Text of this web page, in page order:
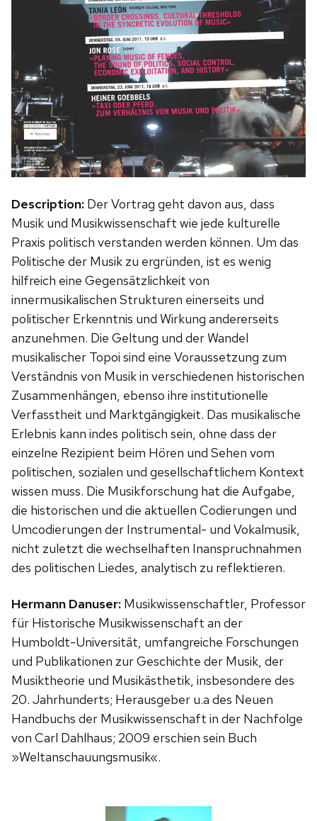
Description: Der Vortrag geht davon aus, dass
Musik und Musikwissenschaft wie jede kulturelle
Praxis politisch verstanden werden können. Um das
Politische der Musik zu ergründen, ist es wenig
hilfreich eine Gegensätzlichkeit von
innermusikalischen Strukturen einerseits und
politischer Erkenntnis und Wirkung andererseits
anzunehmen. Die Geltung und der Wandel
musikalischer Topoi sind eine Voraussetzung zum
Verständnis von Musik in verschiedenen historischen
Zusammenhängen, ebenso ihre institutionelle
Verfasstheit und Marktgängigkeit. Das musikalische
Erlebnis kann indes politisch sein, ohne dass der
einzelne Rezipient beim Hören und Sehen vom
politischen, sozialen und gesellschaftlichem Kontext
wissen muss. Die Musikforschung hat die Aufgabe,
die historischen und die aktuellen Codierungen und
Umcodierungen der Instrumental- und Vokalmusik,
nicht zuletzt die wechselhaften Inanspruchnahmen
des politischen Liedes, analytisch zu reflektieren.
Hermann Danuser: Musikwissenschaftler, Professor
für Historische Musikwissenschaft an der
Humboldt-Universität, umfangreiche Forschungen
und Publikationen zur Geschichte der Musik, der
Musiktheorie und Musikästhetik, insbesondere des
20. Jahrhunderts; Herausgeber u.a des Neuen
Handbuchs der Musikwissenschaft in der Nachfolge
von Carl Dahlhaus; 2009 erschien sein Buch
»Weltanschauungsmusik«.